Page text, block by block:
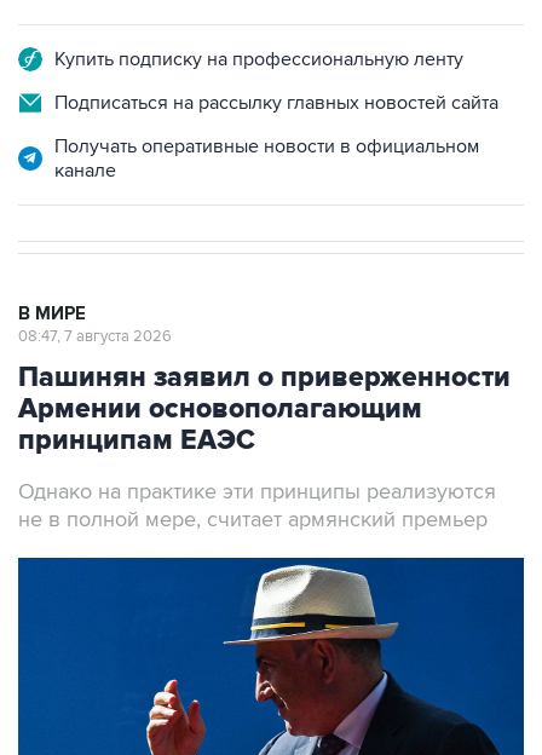
Купить подписку на профессиональную ленту
Подписаться на рассылку главных новостей сайта
Получать оперативные новости в официальном
канале
В МИРЕ
08:47, 7 августа 2026
Пашинян заявил о приверженности
Армении основополагающим
принципам ЕАЭС
Однако на практике эти принципы реализуются
не в полной мере, считает армянский премьер